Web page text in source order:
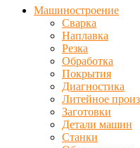
Машиностроение
Сварка
Наплавка
Резка
Обработка
Покрытия
Диагностика
Литейное
Заготовки
Детали машин
Станки